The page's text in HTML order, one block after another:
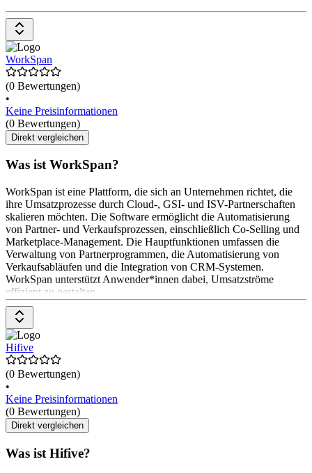
WorkSpan
(0 Bewertungen)
•
Keine Preisinformationen
(0 Bewertungen)
Direkt vergleichen
Was ist WorkSpan?
WorkSpan ist eine Plattform, die sich an Unternehmen richtet, die
ihre Umsatzprozesse durch Cloud-, GSI- und ISV-Partnerschaften
skalieren möchten. Die Software ermöglicht die Automatisierung
von Partner- und Verkaufsprozessen, einschließlich Co-Selling und
Marketplace-Management. Die Hauptfunktionen umfassen die
Verwaltung von Partnerprogrammen, die Automatisierung von
Verkaufsabläufen und die Integration von CRM-Systemen.
WorkSpan unterstützt Anwender*innen dabei, Umsatzströme
effizient zu gestalten
Hifive
(0 Bewertungen)
•
Keine Preisinformationen
(0 Bewertungen)
Direkt vergleichen
Was ist Hifive?